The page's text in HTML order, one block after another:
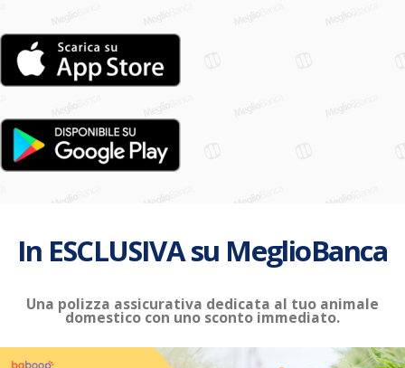
In ESCLUSIVA su MeglioBanca
Una polizza assicurativa dedicata al tuo animale
domestico con uno sconto immediato.